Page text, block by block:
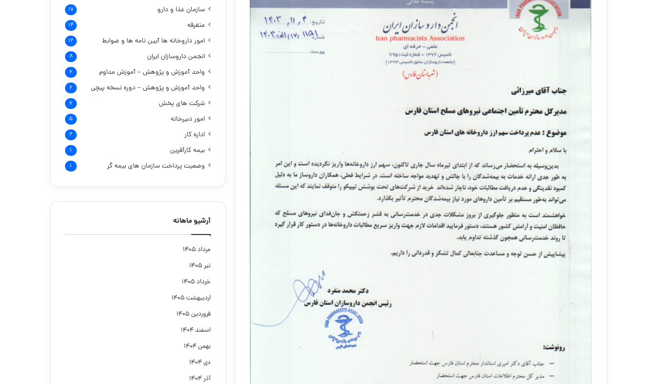
سازمان غذا و دارو ۱۷
متفرقه ۱۴
امور داروخانه هاآیین نامه ها و ضوابط ۱۲
انجمن داروسازان ایران ۸
واحد آموزش و پژوهش – آموزش مداوم ۶
واحد آموزش و پژوهش – دوره نسخه پیچی ۶
شرکت های پخش ۶
امور دبیرخانه ۵
اداره کار ۲
بیمه کارآفرین ۱
وضعیت پرداخت سازمان های بیمه گر ۱
آرشیو ماهانه
مرداد ۱۴۰۵
تیر ۱۴۰۵
خرداد ۱۴۰۵
اردیبهشت ۱۴۰۵
فروردین ۱۴۰۵
اسفند ۱۴۰۴
بهمن ۱۴۰۴
دی ۱۴۰۴
آذر ۱۴۰۴